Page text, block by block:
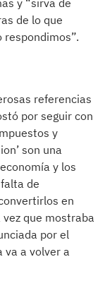
y “sirva de
de lo que
referencias
por seguir con
y
son una
y los
de
en
que mostraba
por el
va a volver a